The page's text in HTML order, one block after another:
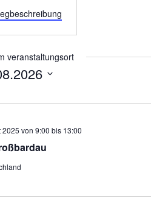
veranstaltungsort
2025 von 9:00 bis 13:00